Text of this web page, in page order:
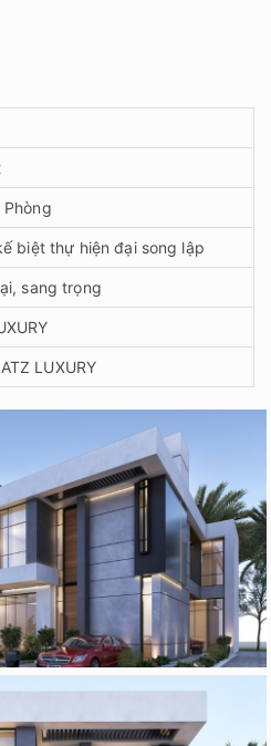
Phòng
biệt thự hiện đại song lập
sang trọng
LUXURY